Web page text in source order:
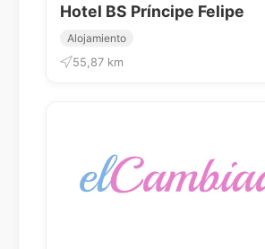
Hotel BS Príncipe Felipe
Alojamiento
55,87 km